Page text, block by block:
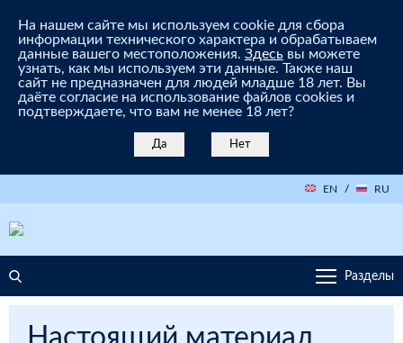
На нашем сайте мы используем cookie для сбора
информации технического характера и обрабатываем
данные вашего местоположения. Здесь вы можете
узнать, как мы используем эти данные. Также наш
сайт не предназначен для людей младше 18 лет. Вы
даёте согласие на использование файлов cookies и
подтверждаете, что вам не менее 18 лет?
Да Нет
EN / RU
Разделы